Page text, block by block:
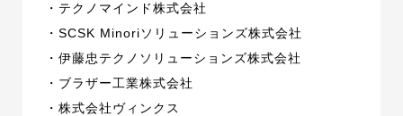
・テクノマインド株式会社
・SCSK Minoriソリューションズ株式会社
・伊藤忠テクノソリューションズ株式会社
・ブラザー工業株式会社
・株式会社ヴィンクス